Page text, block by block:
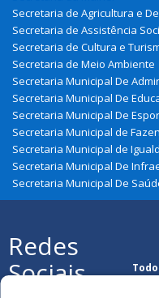
Secretaria de Agricultura e
Secretaria de Assistência
Secretaria de Cultura e
Secretaria de Meio Ambiente
Secretaria Municipal De
Secretaria Municipal De
Secretaria Municipal De
Secretaria Municipal de
Secretaria Municipal de
Secretaria Municipal De
Secretaria Municipal De
Redes
Sociais